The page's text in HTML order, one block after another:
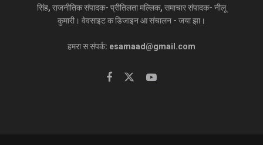
सिंह, राजनीतिक संपादक- प्रीतिलता मल्लिक, समाचार संपादक- नीलू
कुमारी। वेवसाइट क डिजाइन आ संचालन - जया झा।
हमरा स संपर्क: esamaad@gmail.com